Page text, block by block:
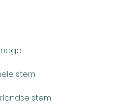
Personage
Originele stem
Nederlandse stem